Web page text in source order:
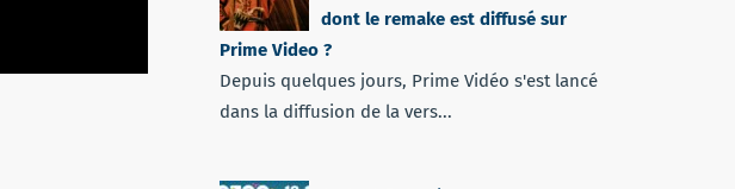
dont le remake est diffusé sur
Prime Video ?
Depuis quelques jours, Prime Vidéo s'est lancé
dans la diffusion de la vers...